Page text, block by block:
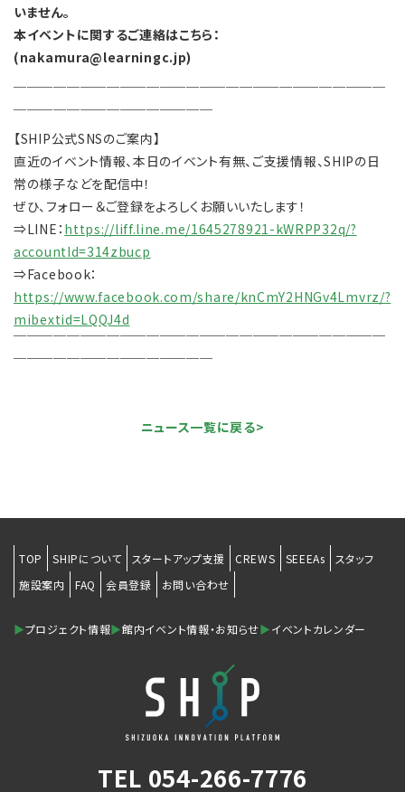
いません。
本イベントに関するご連絡はこちら：
(nakamura@learningc.jp)
￣￣￣￣￣￣￣￣￣￣￣￣￣￣￣￣￣￣￣￣￣￣￣￣￣￣￣￣
￣￣￣￣￣￣￣￣￣￣￣￣￣￣￣
【SHIP公式SNSのご案内】
直近のイベント情報、本日のイベント有無、ご支援情報、SHIPの日
常の様子などを配信中！
ぜひ、フォロー＆ご登録をよろしくお願いいたします！
⇒LINE： https://liff.line.me/1645278921-kWRPP32q/?
accountId=314zbucp
⇒Facebook：
https://www.facebook.com/share/knCmY2HNGv4Lmvrz/?
mibextid=LQQJ4d
￣￣￣￣￣￣￣￣￣￣￣￣￣￣￣￣￣￣￣￣￣￣￣￣￣￣￣￣
￣￣￣￣￣￣￣￣￣￣￣￣￣￣￣
ニュース一覧に戻る>
TOP SHIPについて スタートアップ支援 CREWS SEEEAs
スタッフ
施設案内
FAQ 会員登録 お問い合わせ
▶プロジェクト情報▶館内イベント情報・お知らせ▶イベントカレンダー
TEL 054-266-7776